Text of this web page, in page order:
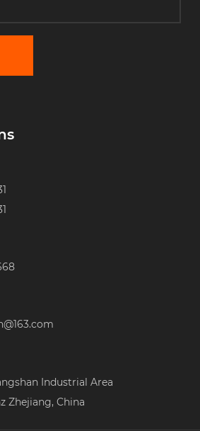
Industrial Area
Zhejiang, China